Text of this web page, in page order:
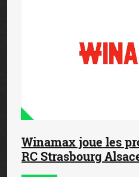
Winamax joue les
RC Strasbourg